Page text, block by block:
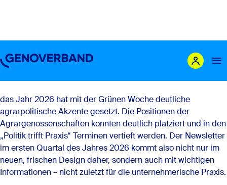
Das sind wir
Leistungen
Mitglieder
Genossenschaft gründen
Karriere
Liebe Mitglieder,
liebe Leserinnen und Leser,
das Jahr 2026 hat mit der Grünen Woche deutliche
agrarpolitische Akzente gesetzt. Die Positionen der
Agrargenossenschaften konnten deutlich platziert und in den
„Politik trifft Praxis“ Terminen vertieft werden. Der Newsletter
im ersten Quartal des Jahres 2026 kommt also nicht nur im
neuen, frischen Design daher, sondern auch mit wichtigen
Informationen – nicht zuletzt für die unternehmerische Praxis.